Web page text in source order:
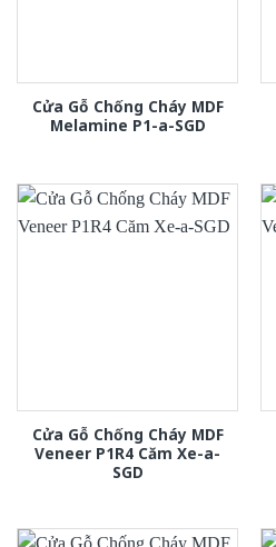
Cửa Gỗ Chống Cháy MDF
Melamine P1-a-SGD
Cửa Gỗ Chống Cháy MDF
Veneer P1R4 Căm Xe-a-
SGD